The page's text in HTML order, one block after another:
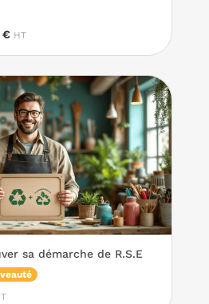
€ HT
sa démarche de R.S.E